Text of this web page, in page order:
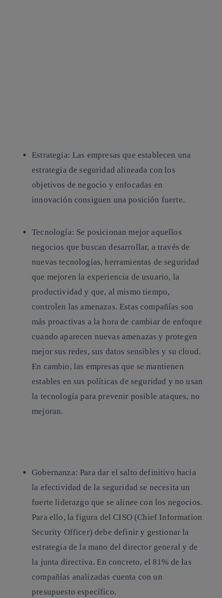
Estrategia: Las empresas que establecen una
estrategia de seguridad alineada con los
objetivos de negocio y enfocadas en
innovación consiguen una posición fuerte.
Tecnología: Se posicionan mejor aquellos
negocios que buscan desarrollar, a través de
nuevas tecnologías, herramientas de seguridad
que mejoren la experiencia de usuario, la
productividad y que, al mismo tiempo,
controlen las amenazas. Estas compañías son
más proactivas a la hora de cambiar de enfoque
cuando aparecen nuevas amenazas y protegen
mejor sus redes, sus datos sensibles y su cloud.
En cambio, las empresas que se mantienen
estables en sus políticas de seguridad y no usan
la tecnología para prevenir posible ataques, no
mejoran.
Gobernanza: Para dar el salto definitivo hacia
la efectividad de la seguridad se necesita un
fuerte liderazgo que se alinee con los negocios.
Para ello, la figura del CISO (Chief Information
Security Officer) debe definir y gestionar la
estrategia de la mano del director general y de
la junta directiva. En concreto, el 81% de las
compañías analizadas cuenta con un
presupuesto específico.